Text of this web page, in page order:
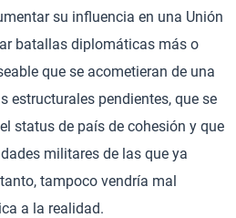
su influencia en una Unión
batallas diplomáticas más o
que se acometieran de una
estructurales pendientes, que se
status de país de cohesión y que
militares de las que ya
tampoco vendría mal
a la realidad.